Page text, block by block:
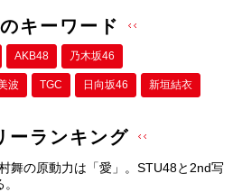
キーワード
AKB48 乃木坂46
波 TGC 日向坂46 新垣結衣
ーランキング
舞の原動力は「愛」。STU48と2nd写